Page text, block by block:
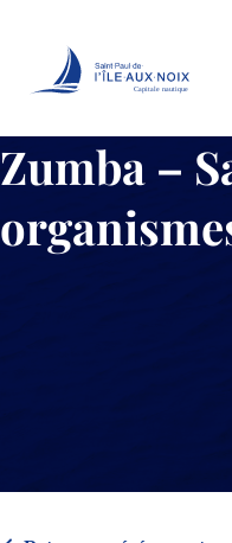
to
content
Capitale nautique
Zumba –